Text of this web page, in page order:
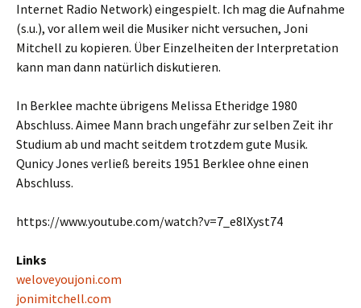
Internet Radio Network) eingespielt. Ich mag die Aufnahme
(s.u.), vor allem weil die Musiker nicht versuchen, Joni
Mitchell zu kopieren. Über Einzelheiten der Interpretation
kann man dann natürlich diskutieren.
In Berklee machte übrigens Melissa Etheridge 1980
Abschluss. Aimee Mann brach ungefähr zur selben Zeit ihr
Studium ab und macht seitdem trotzdem gute Musik.
Qunicy Jones verließ bereits 1951 Berklee ohne einen
Abschluss.
https://www.youtube.com/watch?v=7_e8lXyst74
Links
weloveyoujoni.com
jonimitchell.com